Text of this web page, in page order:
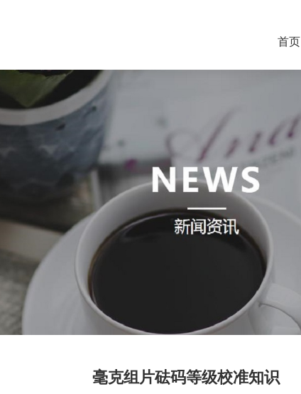
首页
毫克组片砝码等级校准知识